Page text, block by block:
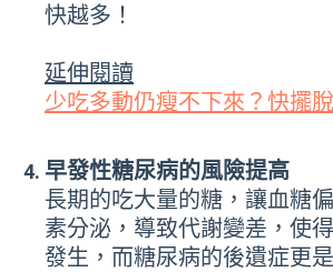
快越多！
延伸閱讀
少吃多動仍瘦不下來？快擺
早發性糖尿病的風險提高
長期的吃大量的糖，讓血糖
素分泌，導致代謝變差，使
發生，而糖尿病的後遺症更